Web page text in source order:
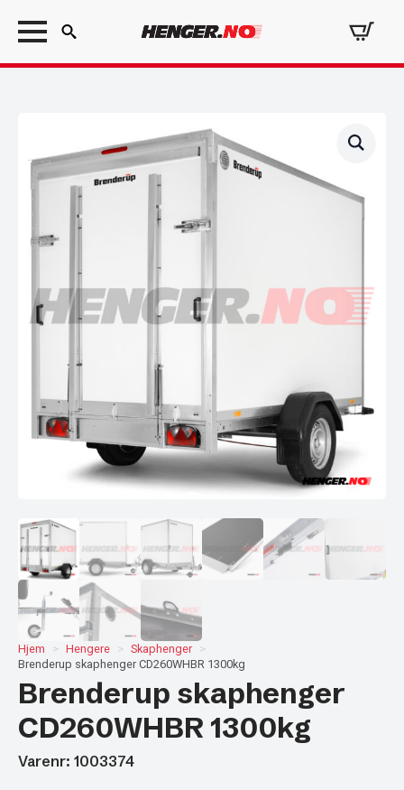
Search
Hjem Hengere
Skaphenger
Brenderup skaphenger CD260WHBR 1300kg
Brenderup skaphenger
CD260WHBR 1300kg
Varenr: 1003374